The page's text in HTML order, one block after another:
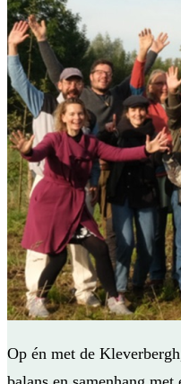
Op én met de